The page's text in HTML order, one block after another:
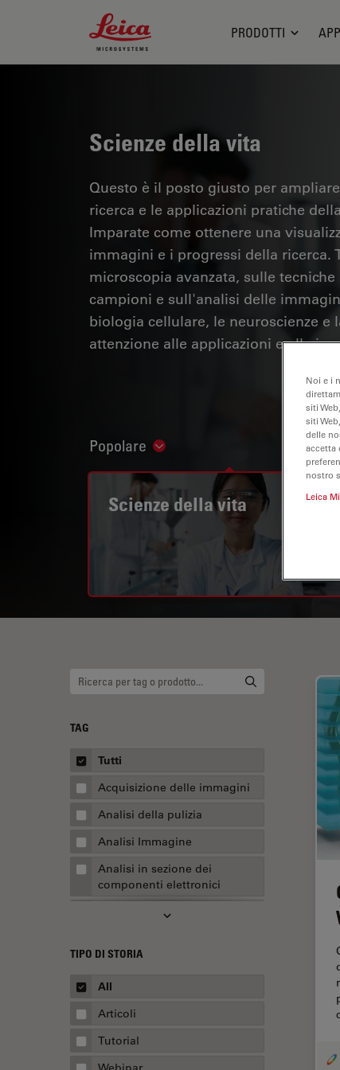
Leica Microsystems Logo
PRODOTTI
Scienze della vita
Questo è il posto giusto per
ricerca e le applicazioni pratiche
Imparate come ottenere una
immagini e i progressi della
microscopia avanzata, sulle
campioni e sull'analisi delle
biologia cellulare, le neuroscienze e
attenzione alle applicazioni e alle
Popolare Show subnavigation
Scienze della vita
TAG
Tutti
Acquisizione delle immagini
Analisi della pulizia
Analisi Immagine
Analisi in sezione dei
componenti elettronici
Analisi multiplex spaziale
AR Surgery
Assemblaggio
Automotive e aerospaziale
TIPO DI STORIA
All
Articoli
Tutorial
Noi e i
siti
siti
delle
accetta
nostro
Leica